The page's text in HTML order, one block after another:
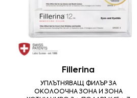
Fillerina
УПЛЪТНЯВАЩ ФИЛЪР ЗА
ОКОЛООЧНА ЗОНА И ЗОНА